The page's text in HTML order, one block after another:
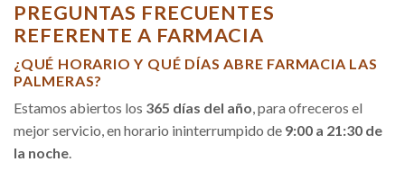
PREGUNTAS FRECUENTES
REFERENTE A FARMACIA
¿QUÉ HORARIO Y QUÉ DÍAS ABRE FARMACIA LAS
PALMERAS?
Estamos abiertos los 365 días del año, para ofreceros el
mejor servicio, en horario ininterrumpido de 9:00 a 21:30 de
la noche.